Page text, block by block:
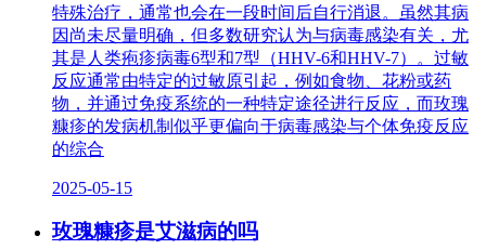
特殊治疗，通常也会在一段时间后自行消退。虽然其病
因尚未尽量明确，但多数研究认为与病毒感染有关，尤
其是人类疱疹病毒6型和7型（HHV-6和HHV-7）。过敏
反应通常由特定的过敏原引起，例如食物、花粉或药
物，并通过免疫系统的一种特定途径进行反应，而玫瑰
糠疹的发病机制似乎更偏向于病毒感染与个体免疫反应
的综合
2025-05-15
玫瑰糠疹是艾滋病的吗